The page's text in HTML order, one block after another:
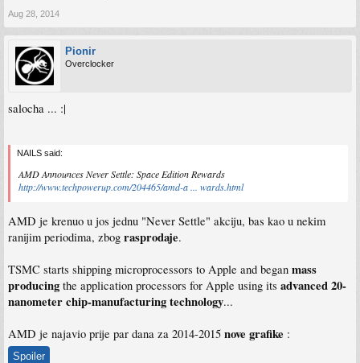
Aug 28, 2014
Pionir
Overclocker
salocha ... :|
NAILS said:
AMD Announces Never Settle: Space Edition Rewards
http://www.techpowerup.com/204465/amd-a ... wards.html
AMD je krenuo u jos jednu "Never Settle" akciju, bas kao u nekim
ranijim periodima, zbog rasprodaje.
TSMC starts shipping microprocessors to Apple and began mass
producing the application processors for Apple using its advanced 20-
nanometer chip-manufacturing technology...
AMD je najavio prije par dana za 2014-2015 nove grafike :
Spoiler